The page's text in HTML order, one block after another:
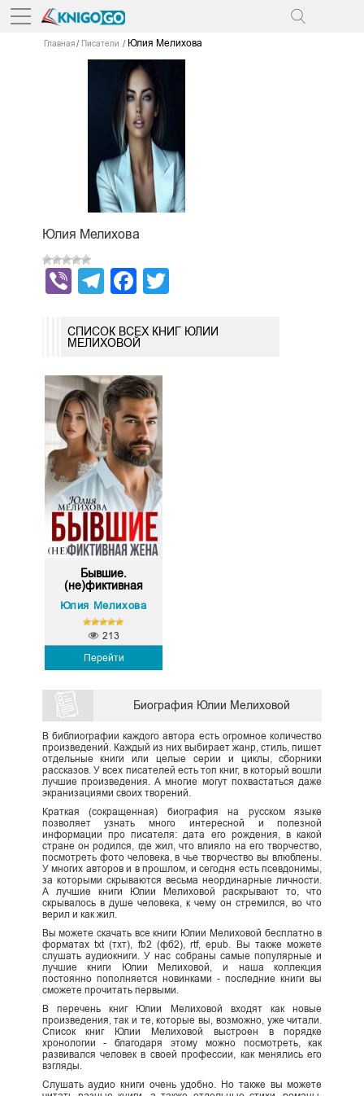
Главная Писатели Юлия Мелихова
Юлия Мелихова
ViberTelegram
Facebook
СПИСОК ВСЕХ КНИГ ЮЛИИ
МЕЛИХОВОЙ
Бывшие.
(не)фиктивная
Юлия Мелихова
Перейти
213
Биография Юлии Мелиховой
В библиографии каждого автора есть огромное количество
произведений. Каждый из них выбирает жанр, стиль, пишет
отдельные книги или целые серии и циклы, сборники
рассказов. У всех писателей есть топ книг, в который вошли
лучшие произведения. А многие могут похвастаться даже
экранизациями своих творений.
Краткая (сокращенная) биография на русском языке
позволяет узнать много интересной и полезной
информации про писателя: дата его рождения, в какой
стране он родился, где жил, что влияло на его творчество,
посмотреть фото человека, в чье творчество вы влюблены.
У многих авторов и в прошлом, и сегодня есть псевдонимы,
за которыми скрываются весьма неординарные личности.
А лучшие книги Юлии Мелиховой раскрывают то, что
скрывалось в душе человека, к чему он стремился, во что
верил и как жил.
Вы можете скачать все книги Юлии Мелиховой бесплатно в
форматах txt (тхт), fb2 (фб2), rtf, epub. Вы также можете
слушать аудиокниги. У нас собраны самые популярные и
лучшие книги Юлии Мелиховой, и наша коллекция
постоянно пополняется новинками - последние книги вы
сможете прочитать первыми.
В перечень книг Юлии Мелиховой входят как новые
произведения, так и те, которые вы, возможно, уже читали.
Список книг Юлии Мелиховой выстроен в порядке
хронологии - благодаря этому можно посмотреть, как
развивался человек в своей профессии, как менялись его
взгляды.
Слушать аудио книги очень удобно. Но также вы можете